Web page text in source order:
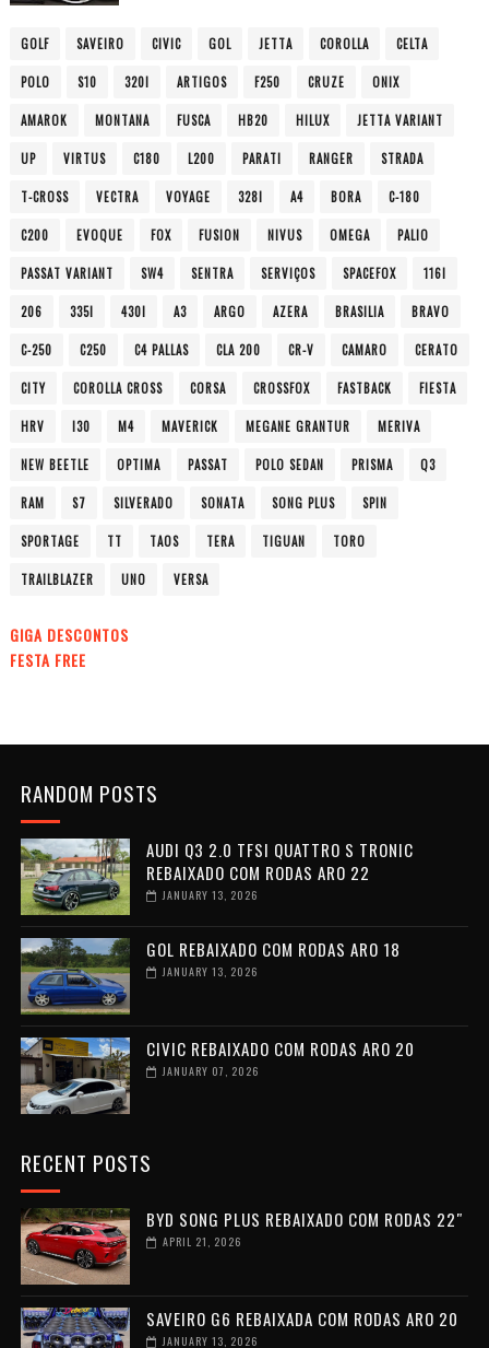
GOLF SAVEIRO CIVIC GOL JETTA COROLLA CELTA
POLO S10 320I ARTIGOS F250 CRUZE ONIX
AMAROK MONTANA FUSCA HB20 HILUX JETTA VARIANT
UP VIRTUS C180 L200 PARATI RANGER STRADA
T-CROSS VECTRA VOYAGE 328I A4 BORA C-180
C200 EVOQUE FOX FUSION NIVUS OMEGA PALIO
PASSAT VARIANT SW4 SENTRA SERVIÇOS SPACEFOX 116I
206 335I 430I A3 ARGO AZERA BRASILIA BRAVO
C-250 C250 C4 PALLAS CLA 200 CR-V CAMARO CERATO
CITY COROLLA CROSS CORSA CROSSFOX FASTBACK FIESTA
HRV I30 M4 MAVERICK MEGANE GRANTUR MERIVA
NEW BEETLE OPTIMA PASSAT POLO SEDAN PRISMA Q3
RAM S7 SILVERADO SONATA SONG PLUS SPIN
SPORTAGE TT TAOS TERA TIGUAN TORO
TRAILBLAZER UNO VERSA
GIGA DESCONTOS
FESTA FREE
RANDOM POSTS
AUDI Q3 2.0 TFSI QUATTRO S TRONIC
REBAIXADO COM RODAS ARO 22
JANUARY 13, 2026
GOL REBAIXADO COM RODAS ARO 18
JANUARY 13, 2026
CIVIC REBAIXADO COM RODAS ARO 20
JANUARY 07, 2026
RECENT POSTS
BYD SONG PLUS REBAIXADO COM RODAS 22″
APRIL 21, 2026
SAVEIRO G6 REBAIXADA COM RODAS ARO 20
JANUARY 13, 2026